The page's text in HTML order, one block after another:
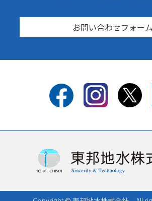
お問い合わせフォーム